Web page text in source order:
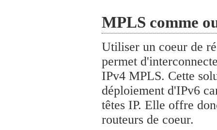
MPLS comme
Utiliser un coeur de
permet
IPv4 MPLS. Cette
déploiement d'IPv6
têtes IP. Elle offre
routeurs de coeur.